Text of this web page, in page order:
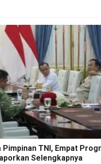
TNI, Empat
Selengkapnya